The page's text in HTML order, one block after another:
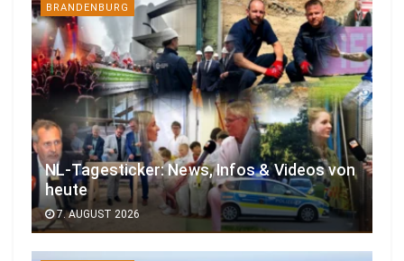
BRANDENBURG
NL-Tagesticker: News, Infos & Videos von
heute
7. AUGUST 2026